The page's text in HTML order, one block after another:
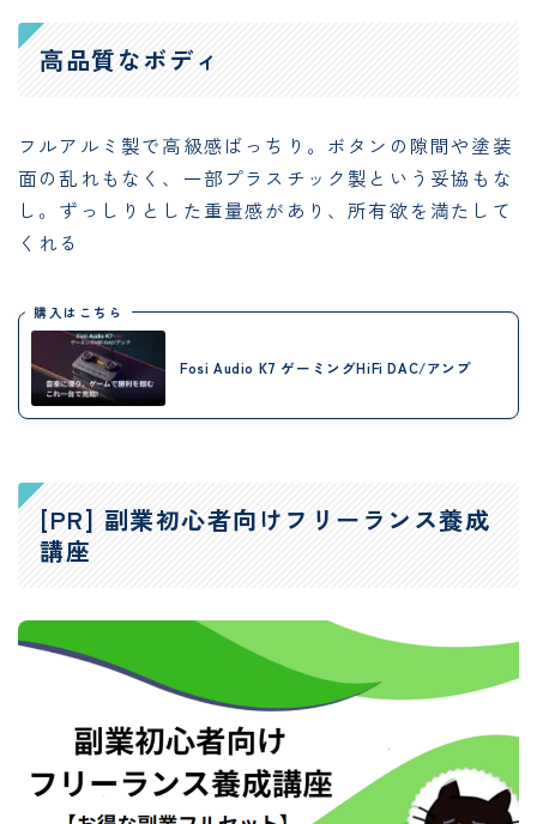
高品質なボディ
フルアルミ製で高級感ばっちり。ボタンの隙間や塗装
面の乱れもなく、一部プラスチック製という妥協もな
し。ずっしりとした重量感があり、所有欲を満たして
くれる
購入はこちら
Fosi Audio K7 ゲーミングHiFi DAC/アンプ
[PR] 副業初心者向けフリーランス養成
講座